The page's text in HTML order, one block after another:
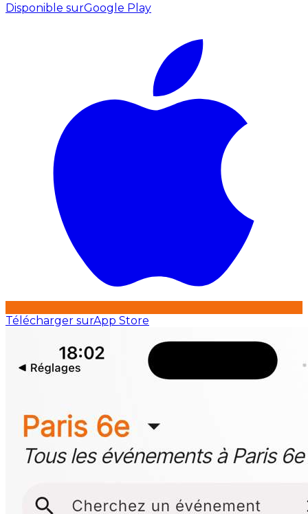
Disponible surGoogle Play
Télécharger surApp Store